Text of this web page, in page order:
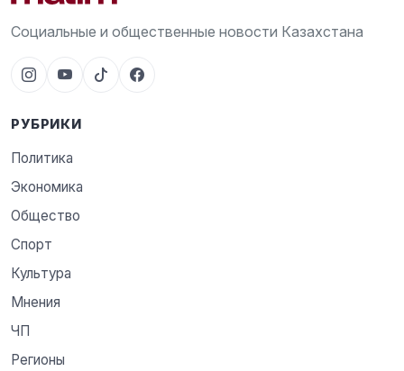
Социальные и общественные новости Казахстана
РУБРИКИ
Политика
Экономика
Общество
Спорт
Культура
Мнения
ЧП
Регионы